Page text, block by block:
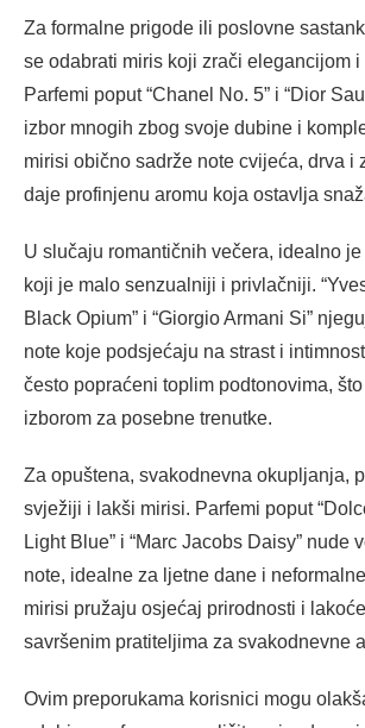
Za formalne prigode ili poslovne
se odabrati miris koji zrači elegancijom
Parfemi poput “Chanel No. 5” i “Dior
izbor mnogih zbog svoje dubine i
mirisi obično sadrže note cvijeća, drva i
daje profinjenu aromu koja ostavlja
U slučaju romantičnih večera, idealno
koji je malo senzualniji i privlačniji.
Black Opium” i “Giorgio Armani Si”
note koje podsjećaju na strast i
često popraćeni toplim podtonovima,
izborom za posebne trenutke.
Za opuštena, svakodnevna okupljanja,
svježiji i lakši mirisi. Parfemi poput
Light Blue” i “Marc Jacobs Daisy” nude
note, idealne za ljetne dane i
mirisi pružaju osjećaj prirodnosti i
savršenim pratiteljima za svakodnevne
Ovim preporukama korisnici mogu